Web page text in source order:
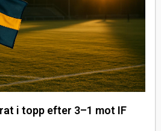
i topp efter 3–1 mot IF